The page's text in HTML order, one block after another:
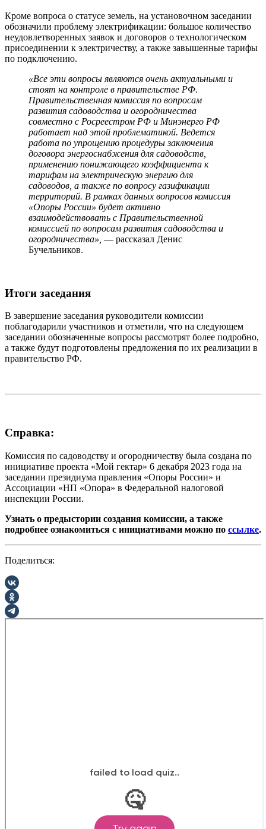
Кроме вопроса о статусе земель, на установочном заседании
обозначили проблему электрификации: большое количество
неудовлетворенных заявок и договоров о технологическом
присоединении к электричеству, а также завышенные тарифы
по подключению.
«Все эти вопросы являются очень актуальными и
стоят на контроле в правительстве РФ.
Правительственная комиссия по вопросам
развития садоводства и огородничества
совместно с Росреестром РФ и Минэнерго РФ
работает над этой проблематикой. Ведется
работа по упрощению процедуры заключения
договора энергоснабжения для садоводств,
применению понижающего коэффициента к
тарифам на электрическую энергию для
садоводов, а также по вопросу газификации
территорий. В рамках данных вопросов комиссия
«Опоры России» будет активно
взаимодействовать с Правительственной
комиссией по вопросам развития садоводства и
огородничества», — рассказал Денис
Бучельников.
Итоги заседания
В завершение заседания руководители комиссии
поблагодарили участников и отметили, что на следующем
заседании обозначенные вопросы рассмотрят более подробно,
а также будут подготовлены предложения по их реализации в
правительство РФ.
Справка:
Комиссия по садоводству и огородничеству была создана по
инициативе проекта «Мой гектар» 6 декабря 2023 года на
заседании президиума правления «Опоры России» и
Ассоциации «НП «Опора» в Федеральной налоговой
инспекции России.
Узнать о предыстории создания комиссии, а также
подробнее ознакомиться с инициативами можно по ссылке.
Поделиться: